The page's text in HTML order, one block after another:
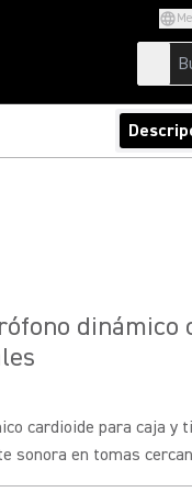
dinámico
cardioide para caja y
sonora en tomas